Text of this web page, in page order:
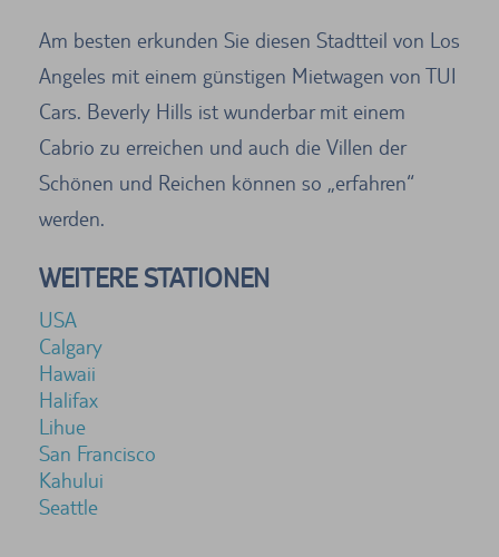
Am besten erkunden Sie diesen Stadtteil von Los
Angeles mit einem günstigen Mietwagen von TUI
Cars. Beverly Hills ist wunderbar mit einem
Cabrio zu erreichen und auch die Villen der
Schönen und Reichen können so „erfahren“
werden.
WEITERE STATIONEN
USA
Calgary
Hawaii
Halifax
Lihue
San Francisco
Kahului
Seattle